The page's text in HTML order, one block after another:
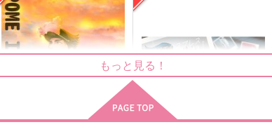
cross dress
さびろく
880円（税込）
作品詳細
1,276円（税込）
フェルディナンド×ローゼマイン
サンプル
もっと見る！